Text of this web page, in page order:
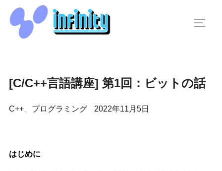
[C/C++言語講座] 第1回：ビットの話
C++、 プログラミング
投
2022年11月5日
はじめに